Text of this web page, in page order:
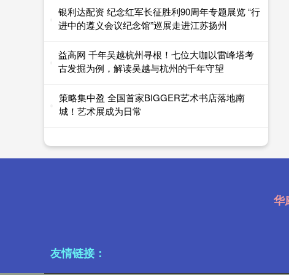
银利达配资 纪念红军长征胜利90周年专题展览 “行
进中的遵义会议纪念馆”巡展走进江苏扬州
益高网 千年吴越杭州寻根！七位大咖以雷峰塔考
古发掘为例，解读吴越与杭州的千年守望
策略集中盈 全国首家BIGGER艺术书店落地南
城！艺术展成为日常
华
友情链接：